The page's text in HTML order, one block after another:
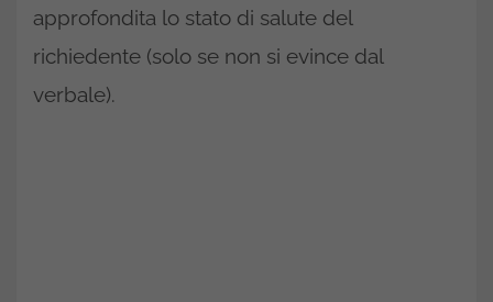
approfondita lo stato di salute del
richiedente (solo se non si evince dal
verbale).